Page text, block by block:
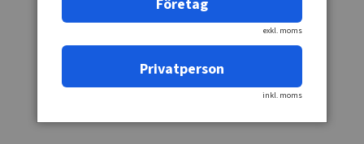
Företag
exkl. moms
Privatperson
inkl. moms